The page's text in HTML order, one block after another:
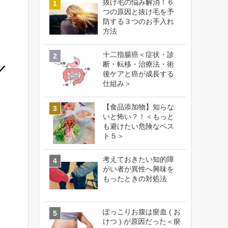
抜け毛の悩み解消！６
つの原因と抜け毛を予
防する３つのお手入れ
方法
十二指腸癌＜症状・診
断・転移・治療法・術
後ケアと癌が成長する
仕組み＞
【食品添加物】知らな
いと怖い？！＜もっと
も避けたい危険なベス
ト５＞
考えておきたい知的障
がい者が異性へ興味を
もったときの対処法
ぽっこりお腹は瘀血 ( お
けつ ) が原因だった＜瘀